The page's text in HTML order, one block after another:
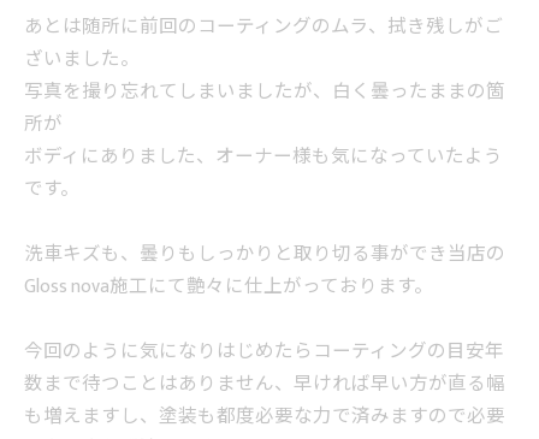
あとは随所に前回のコーティングのムラ、拭き残しがご
ざいました。
写真を撮り忘れてしまいましたが、白く曇ったままの箇
所が
ボディにありました、オーナー様も気になっていたよう
です。
洗車キズも、曇りもしっかりと取り切る事ができ当店の
Gloss nova施工にて艶々に仕上がっております。
今回のように気になりはじめたらコーティングの目安年
数まで待つことはありません、早ければ早い方が直る幅
も増えますし、塗装も都度必要な力で済みますので必要